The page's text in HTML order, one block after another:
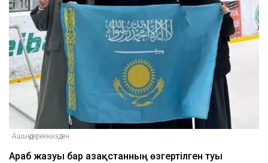
Ашық дереккөзден
Араб жазуы бар Қазақстанның өзгертілген туы